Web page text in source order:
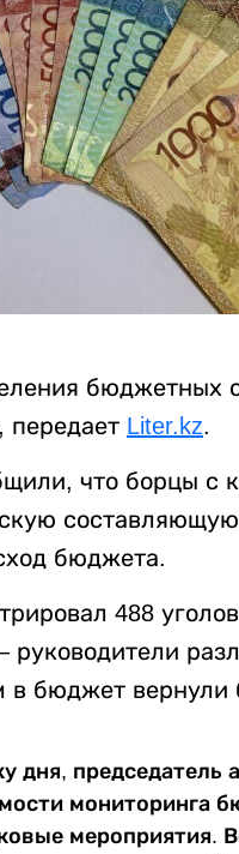
бюджетных
передает Liter.kz.
что борцы с
бюджета.
488
бюджет вернули
дня, председатель
мониторинга
мероприятия.